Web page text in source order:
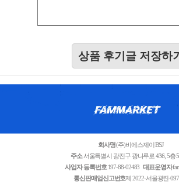
상품 후기글 저장하기
회사명(주)비에스제이 BSJ
주소서울특별시 광진구 광나루로 436, 5층
사업자 등록번호197-88-02483 대표운영자
통신판매업신고번호제 2022-서울광진-